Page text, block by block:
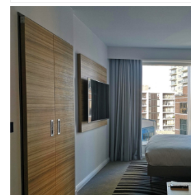
(tellingutes)
Beni
vaadata